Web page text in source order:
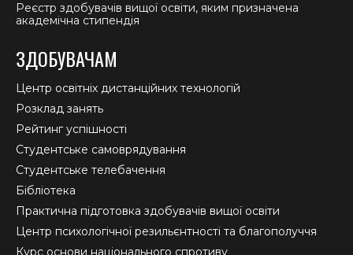
Реєстр здобувачів вищої освіти, яким призначена
академічна стипендія
ЗДОБУВАЧАМ
Центр освітніх дистанційних технологій
Розклад занять
Рейтинг успішності
Студентське самоврядування
Студентське телебачення
Бібліотека
Практична підготовка здобувачів вищої освіти
Центр психологічної резильєнтності та благополуччя
Курс основи національного спротиву